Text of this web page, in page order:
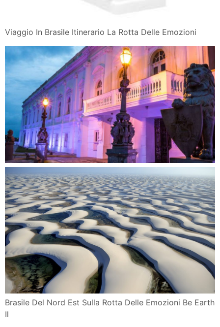
Viaggio In Brasile Itinerario La Rotta Delle Emozioni
Brasile Del Nord Est Sulla Rotta Delle Emozioni Be Earth
Il